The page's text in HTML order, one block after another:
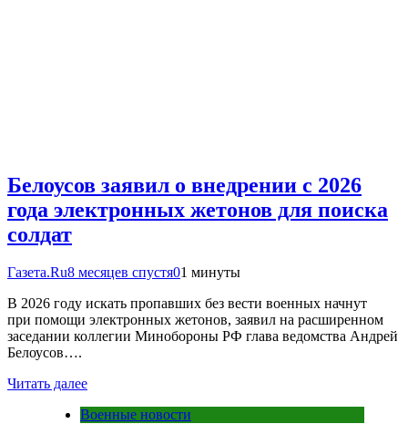
Белоусов заявил о внедрении с 2026
года электронных жетонов для поиска
солдат
Газета.Ru8 месяцев спустя01 минуты
В 2026 году искать пропавших без вести военных начнут
при помощи электронных жетонов, заявил на расширенном
заседании коллегии Минобороны РФ глава ведомства Андрей
Белоусов….
Читать далее
Военные новости